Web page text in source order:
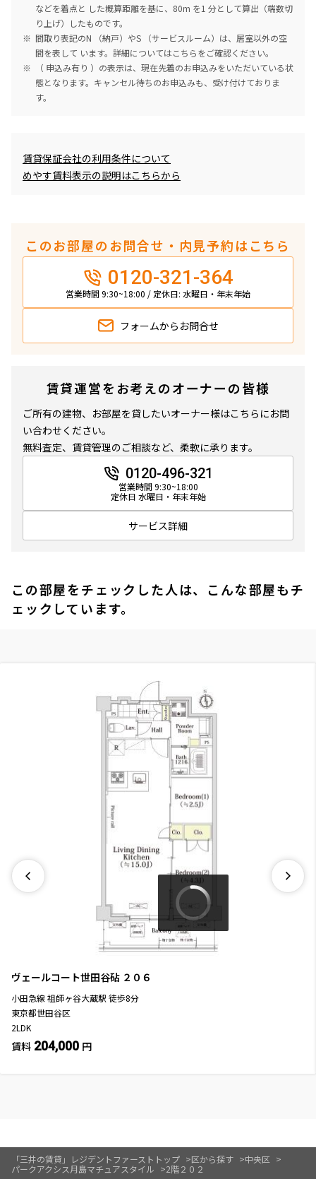
「三井の賃貸」レジデントファーストトップ 区から探す
中央区
パークアクシス月島マチュアスタイル
2階２０２
などを着点と した概算距離を基に、80m を1 分として算出（端数切
り上げ）したものです。
間取り表記のN （納戸）やS （サービスルーム）は、居室以外の空
間を表して います。詳細についてはこちらをご確認ください。
（ 申込み有り ）の表示は、現在先着のお申込みをいただいている状
態となります。キャンセル待ちのお申込みも、受け付けておりま
す。
賃貸保証会社の利用条件について
めやす賃料表示の説明はこちらから
このお部屋のお問合せ・内見予約はこちら
0120-321-364
営業時間 9:30~18:00 / 定休日: 水曜日・年末年始
フォームから お問合せ
賃貸運営をお考えのオーナーの皆様
ご所有の建物、お部屋を貸したいオーナー様はこちらにお問
い合わせください。
無料査定、賃貸管理のご相談など、柔軟に承ります。
0120-496-321
営業時間 9:30~18:00
定休日 水曜日・年末年始
サービス詳細
この部屋をチェックした人は、こんな部屋もチ
ェックしています。
ヴェールコート世田谷砧 ２０６
小田急線 祖師ヶ谷大蔵駅 徒歩8分
東京都世田谷区
2LDK
賃料 204,000 円